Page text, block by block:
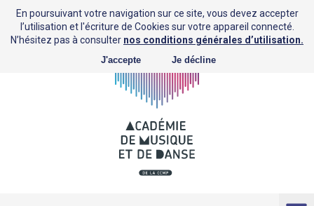
En poursuivant votre navigation sur ce site, vous devez accepter
l’utilisation et l'écriture de Cookies sur votre appareil connecté.
N’hésitez pas à consulter nos conditions générales d’utilisation.
J'accepte Je décline